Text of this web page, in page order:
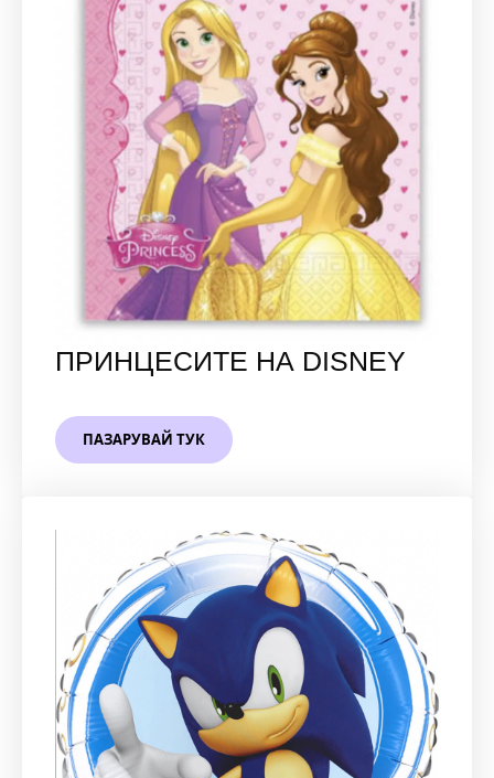
ПРИНЦЕСИТЕ НА DISNEY
ПАЗАРУВАЙ ТУК